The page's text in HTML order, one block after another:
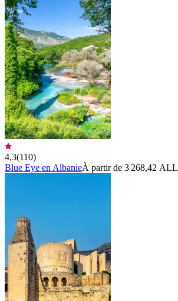
4,3(110)
Blue Eye en AlbanieÀ partir de 3 268,42 ALL